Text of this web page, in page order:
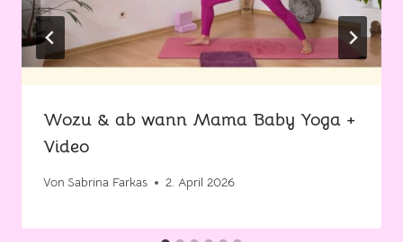
Wozu & ab wann Mama Baby Yoga +
Video
Von Sabrina Farkas 2. April 2026